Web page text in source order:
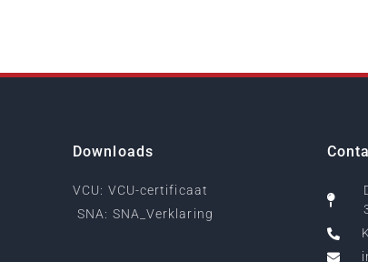
Downloads
VCU: VCU-certificaat
SNA: SNA_Verklaring